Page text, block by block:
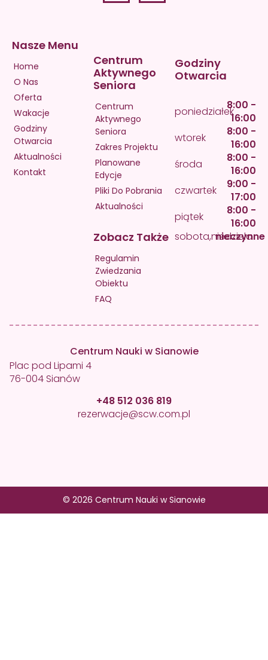
Nasze Menu
Home
O Nas
Oferta
Wakacje
Godziny
Otwarcia
Aktualności
Kontakt
Centrum
Aktywnego
Seniora
Centrum
Aktywnego
Seniora
Zakres Projektu
Planowane
Edycje
Pliki Do Pobrania
Aktualności
Zobacz Także
Regulamin
Zwiedzania
Obiektu
FAQ
Godziny
Otwarcia
poniedziałek8:00 -
16:00
wtorek
8:00 -
16:00
środa
8:00 -
16:00
czwartek
9:00 -
17:00
piątek
8:00 -
16:00
sobota,niedziela
nieczynne
Centrum Nauki w Sianowie
Plac pod Lipami 4
76-004 Sianów
+48 512 036 819
rezerwacje@scw.com.pl
© 2026 Centrum Nauki w Sianowie